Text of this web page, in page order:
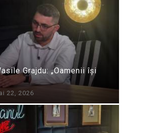
Grajdu: „Oamenii își
22, 2026